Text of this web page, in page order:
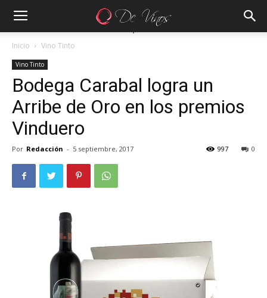
Inicio Vino Tinto
Vino Tinto
Bodega Carabal logra un
Arribe de Oro en los premios
Vinduero
Por Redacción - 5 septiembre, 2017 0
997